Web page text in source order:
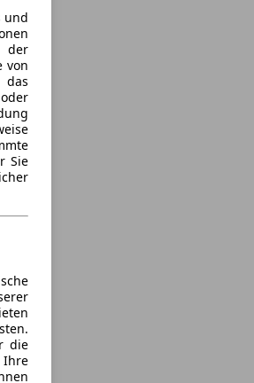
und
der
von
das
Sie
die